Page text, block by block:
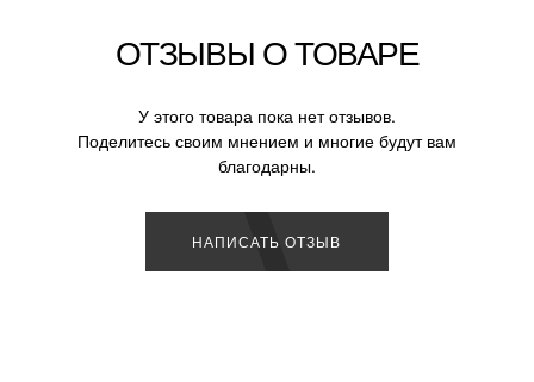
ОТЗЫВЫ О ТОВАРЕ
У этого товара пока нет отзывов.
Поделитесь своим мнением и многие будут вам
благодарны.
НАПИСАТЬ ОТЗЫВ